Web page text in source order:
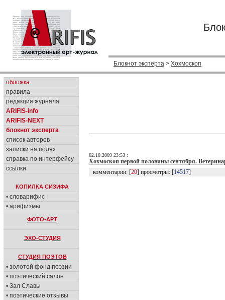
Блокнот эксперта > Хохмоскоп
обложка
правила
редакция журнала
ARIFIS-info
ARIFIS-NEXT
блокнот эксперта
список авторов
записки на полях
справка по интерфейсу
ссылки
КОПИЛКА СИЗИФА
• словарифис
• арифизмы
ФОТО-АРТ
ЭХО-СТУДИЯ
СТУДИЯ ПОЭТОВ
• золотой фонд поэзии
• поэтический салон
• Зал Славы
• поэтические отзывы
02.10.2009 23:53 :
Хохмоскоп первой половины сентября.
комментарии: [20] просмотры: [14517]